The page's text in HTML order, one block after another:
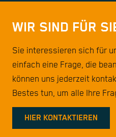
WIR SIND FÜR
Sie interessieren sich für
einfach eine Frage, die
können uns jederzeit
Bestes tun, um alle Ihre
HIER KONTAKTIEREN